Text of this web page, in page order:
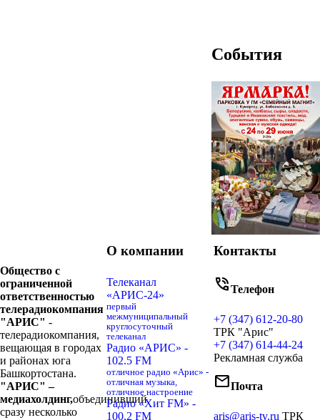
События
Общество с
ограниченной
ответственностью
телерадиокомпания
"АРИС" -
телерадиокомпания,
вещающая в городах
и районах юга
Башкортостана.
"АРИС" –
медиахолдинг,объединивший
сразу несколько
О компании
Телеканал
«АРИС-24»
первый
межмуниципальный
круглосуточный
телеканал
Радио «АРИС» -
102.5 FM
отличное радио «Арис» -
отличная музыка,
отличное настроение
Радио «Хит FM» -
100.2 FM
Контакты
phone_in_talkТелефон
+7 (347) 612-20-80
ТРК "Арис"
+7 (347) 614-44-24
Рекламная служба
mailПочта
aris@aris-tv.ru ТРК